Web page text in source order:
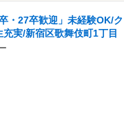
・27卒歓迎」未経験OK/ク
実/新宿区歌舞伎町1丁目